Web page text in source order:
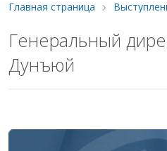
Главная страница
Генеральный
Дунъюй